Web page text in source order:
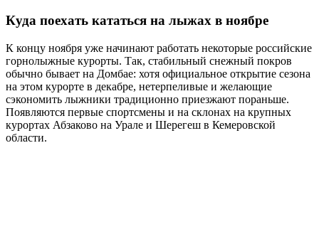
Куда поехать кататься на лыжах в ноябре
К концу ноября уже начинают работать некоторые российские
горнолыжные курорты. Так, стабильный снежный покров
обычно бывает на Домбае: хотя официальное открытие сезона
на этом курорте в декабре, нетерпеливые и желающие
сэкономить лыжники традиционно приезжают пораньше.
Появляются первые спортсмены и на склонах на крупных
курортах Абзаково на Урале и Шерегеш в Кемеровской
области.